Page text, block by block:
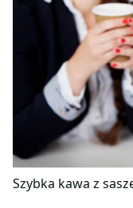
Szybka kawa z